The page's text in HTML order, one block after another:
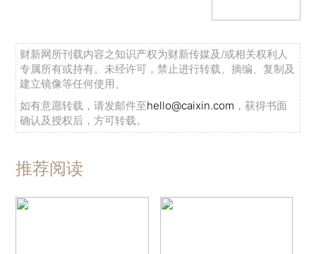
财新网所刊载内容之知识产权为财新传媒及/或相关权利人
专属所有或持有。未经许可，禁止进行转载、摘编、复制及
建立镜像等任何使用。
如有意愿转载，请发邮件至hello@caixin.com ，获得书面
确认及授权后，方可转载。
推荐阅读